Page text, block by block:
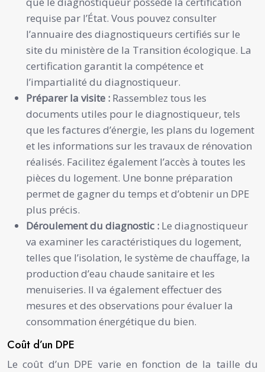
requise par l’État. Vous pouvez consulter
l’annuaire des diagnostiqueurs certifiés sur le
site du ministère de la Transition écologique. La
certification garantit la compétence et
l’impartialité du diagnostiqueur.
Préparer la visite : Rassemblez tous les
documents utiles pour le diagnostiqueur, tels
que les factures d’énergie, les plans du logement
et les informations sur les travaux de rénovation
réalisés. Facilitez également l’accès à toutes les
pièces du logement. Une bonne préparation
permet de gagner du temps et d’obtenir un DPE
plus précis.
Déroulement du diagnostic : Le diagnostiqueur
va examiner les caractéristiques du logement,
telles que l’isolation, le système de chauffage, la
production d’eau chaude sanitaire et les
menuiseries. Il va également effectuer des
mesures et des observations pour évaluer la
consommation énergétique du bien.
Coût d’un DPE
Le coût d’un DPE varie en fonction de la taille du